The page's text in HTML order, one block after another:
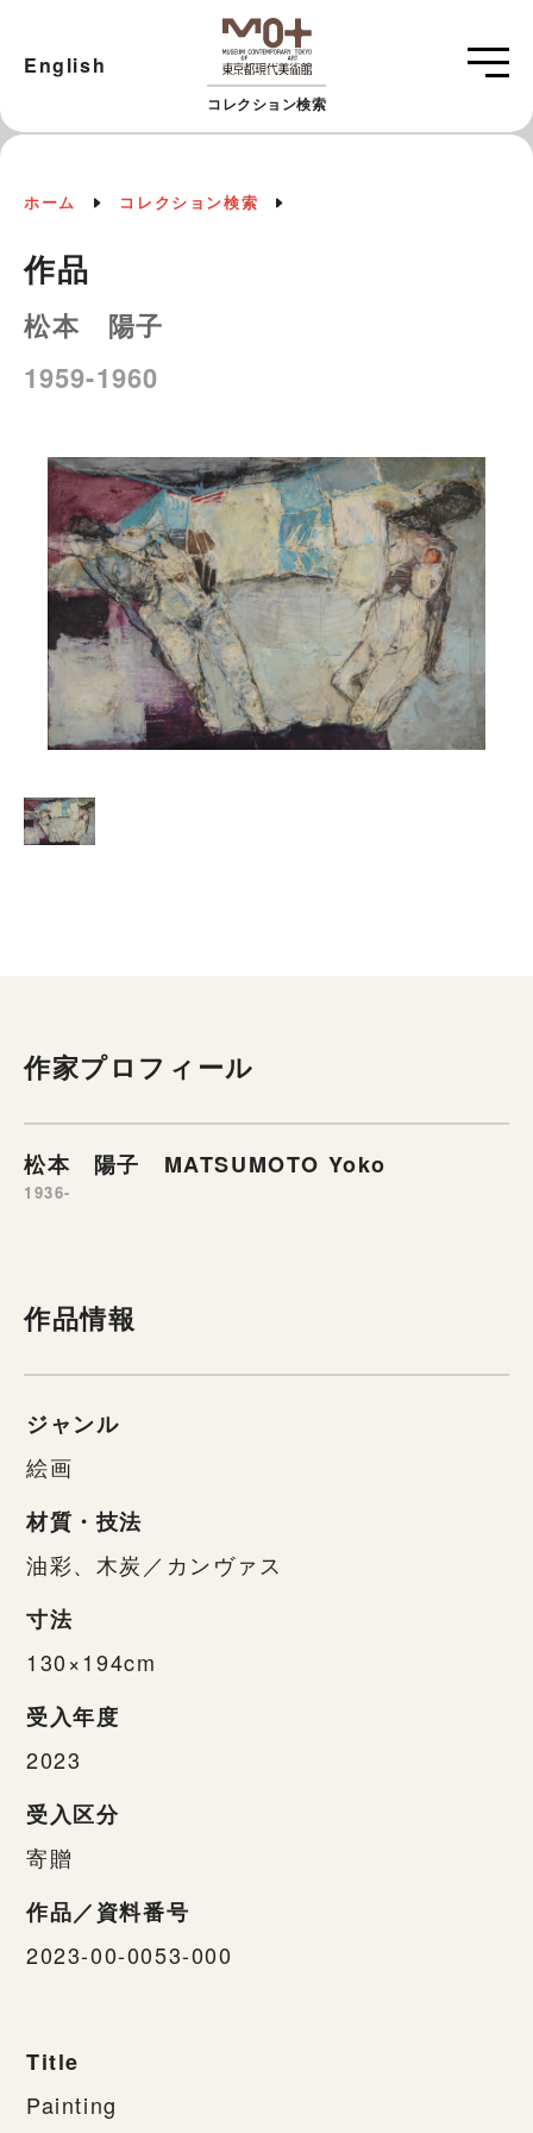
コレクション検索
English
ホーム コレクション検索
作品
松本 陽子
1959-1960
作家プロフィール
松本 陽子 MATSUMOTO Yoko
1936-
作品情報
ジャンル
絵画
材質・技法
油彩、木炭／カンヴァス
寸法
130×194cm
受入年度
2023
受入区分
寄贈
作品／資料番号
2023-00-0053-000
Title
Painting